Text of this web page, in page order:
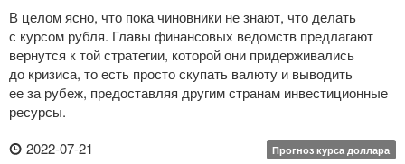
В целом ясно, что пока чиновники не знают, что делать
с курсом рубля. Главы финансовых ведомств предлагают
вернутся к той стратегии, которой они придерживались
до кризиса, то есть просто скупать валюту и выводить
ее за рубеж, предоставляя другим странам инвестиционные
ресурсы.
2022-07-21
Прогноз курса доллара